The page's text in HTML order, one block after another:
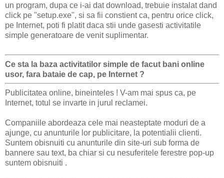
un program, dupa ce i-ai dat download, trebuie instalat dand
click pe "setup.exe", si sa fii constient ca, pentru orice click,
pe Internet, poti fi platit daca stii unde gasesti activitatile
simple generatoare de venit suplimentar.
Ce sta la baza activitatilor simple de facut bani online
usor, fara bataie de cap, pe Internet ?
Publicitatea online, bineinteles ! V-am mai spus ca, pe
Internet, totul se invarte in jurul reclamei.
Companiile abordeaza cele mai neasteptate moduri de a
ajunge, cu anunturile lor publicitare, la potentialii clienti.
Suntem obisnuiti cu anunturile din site-uri sub forma de
bannere sau text, ba chiar si cu nesuferitele ferestre pop-up
suntem obisnuiti .